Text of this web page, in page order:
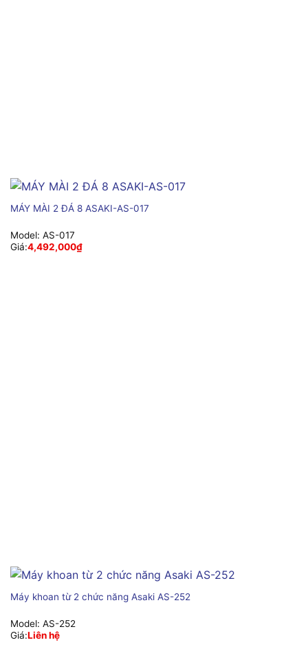
MÁY MÀI 2 ĐÁ 8 ASAKI-AS-017
Model: AS-017
Giá:4,492,000₫
Máy khoan từ 2 chức năng Asaki AS-252
Model: AS-252
Giá:Liên hệ